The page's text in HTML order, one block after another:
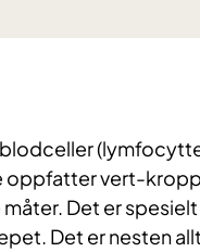
oppfatter vert-
Det er
Det er nesten